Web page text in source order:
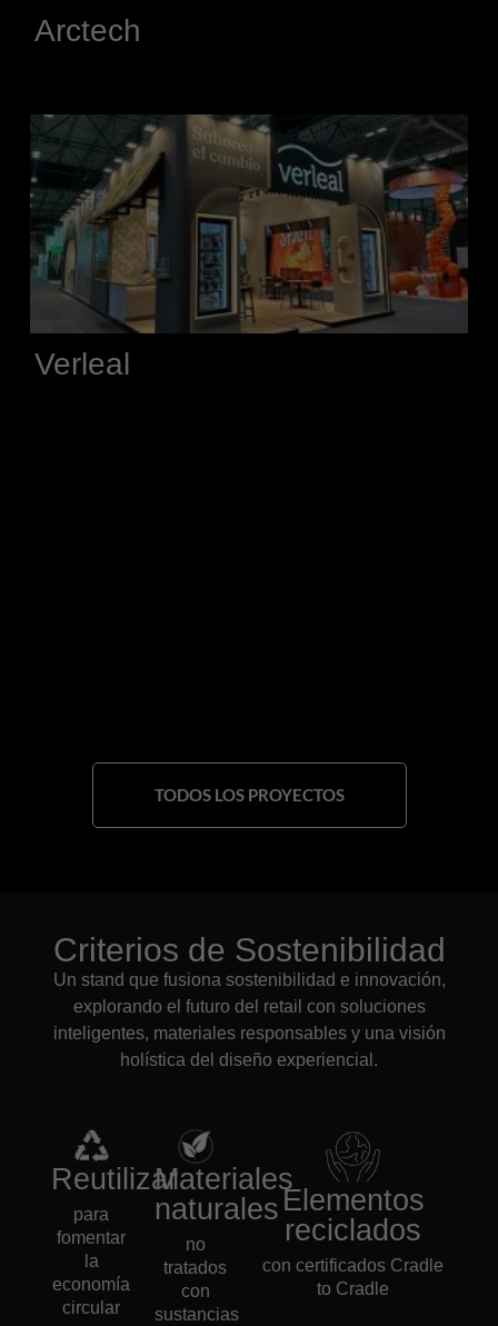
Arctech
Verleal
TODOS LOS PROYECTOS
Criterios de Sostenibilidad
Un stand que fusiona sostenibilidad e innovación,
explorando el futuro del retail con soluciones
inteligentes, materiales responsables y una visión
holística del diseño experiencial.
Reutilizar
para
fomentar
la
economía
circular
Materiales
naturales
no
tratados
con
sustancias
Elementos
reciclados
con certificados Cradle
to Cradle